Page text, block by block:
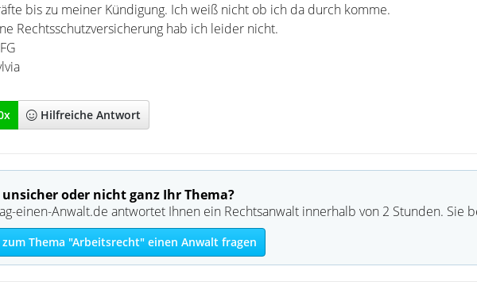
bis zu meiner Kündigung. Ich weiß nicht ob ich da durch komme.
Rechtsschutzversicherung hab ich leider nicht.
x Hilfreiche Antwort
unsicher oder nicht ganz Ihr Thema?
einen-Anwalt.de antwortet Ihnen ein Rechtsanwalt innerhalb von 2 Stunden. Sie
zum Thema "Arbeitsrecht" einen Anwalt fragen